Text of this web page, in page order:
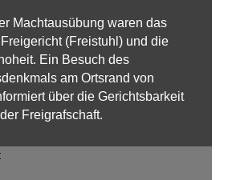
Machtausübung waren das
(Freistuhl) und die
Ein Besuch des
am Ortsrand von
über die Gerichtsbarkeit
Freigrafschaft.